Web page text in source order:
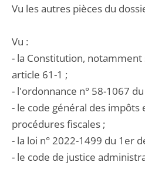
Vu les autres pièces du
Vu :
- la Constitution,
article 61-1 ;
- l'ordonnance n° 58-1067
- le code général des impôts
procédures fiscales ;
- la loi n° 2022-1499 du 1er
- le code de justice